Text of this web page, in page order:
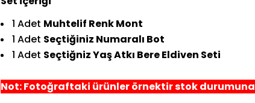
1 Adet Muhtelif Renk Mont
1 Adet Seçtiğiniz Numaralı Bot
1 Adet Seçtiğniz Yaş Atkı Bere Eldiven Seti
Not: Fotoğraftaki ürünler örnektir stok